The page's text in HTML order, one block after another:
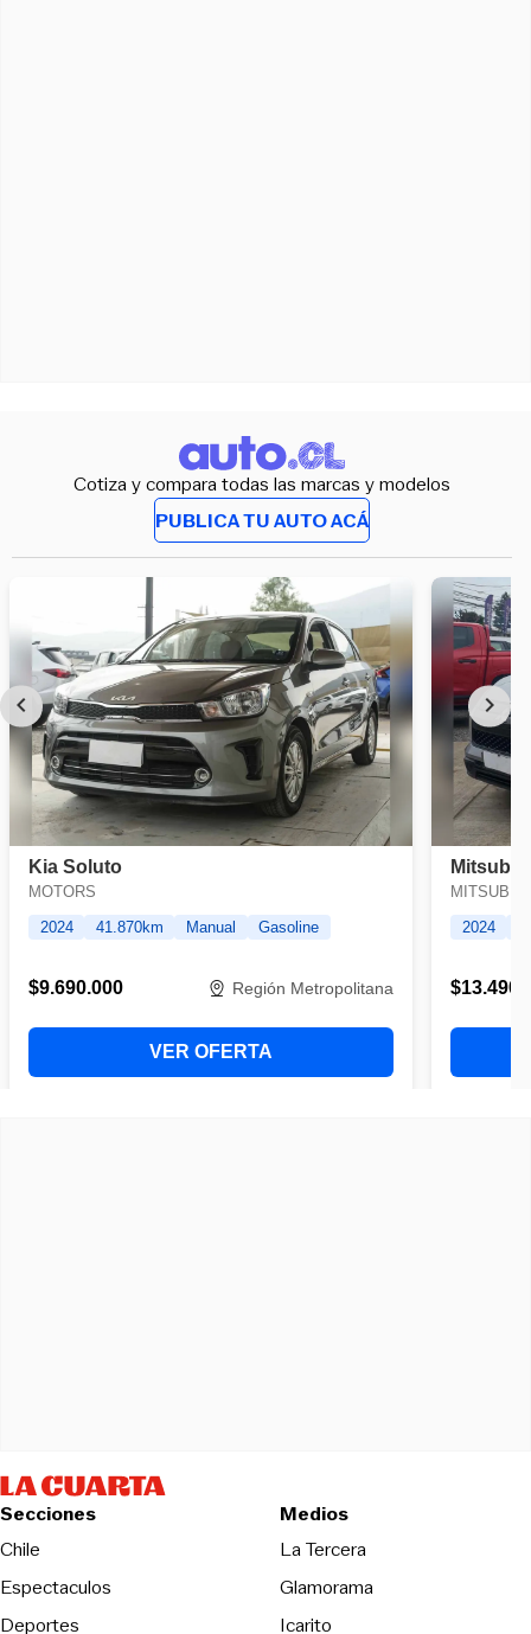
Cotiza y compara todas las marcas y modelos
PUBLICA TU AUTO ACÁ
Secciones
Chile
Espectaculos
Deportes
Medios
La TerceraOpens in new
Glamorama
Icarito